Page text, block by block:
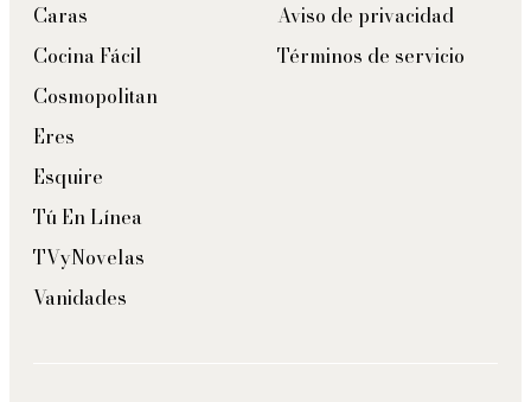
Caras
Cocina Fácil
Cosmopolitan
Eres
Esquire
Tú En Línea
TVyNovelas
Vanidades
Aviso de privacidad
Términos de servicio